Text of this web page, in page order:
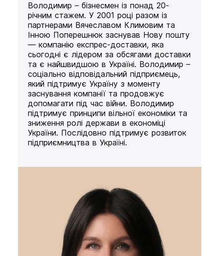
Володимир – бізнесмен із понад 20-
річним стажем. У 2001 році разом із
партнерами Вячеславом Климовим та
Інною Поперешнюк заснував Нову пошту
— компанію експрес-доставки, яка
сьогодні є лідером за обсягами доставки
та є найшвидшою в Україні. Володимир –
соціально відповідальний підприємець,
який підтримує Україну з моменту
заснування компанії та продовжує
допомагати під час війни. Володимир
підтримує принципи вільної економіки та
зниження ролі держави в економіці
України. Послідовно підтримує розвиток
підприємництва в Україні.